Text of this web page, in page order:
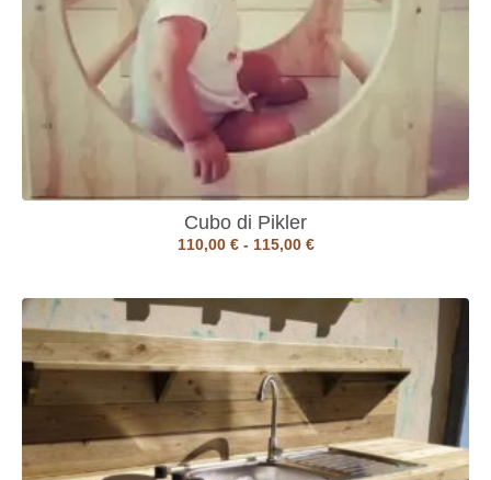
Cubo di Pikler
110,00 € - 115,00 €